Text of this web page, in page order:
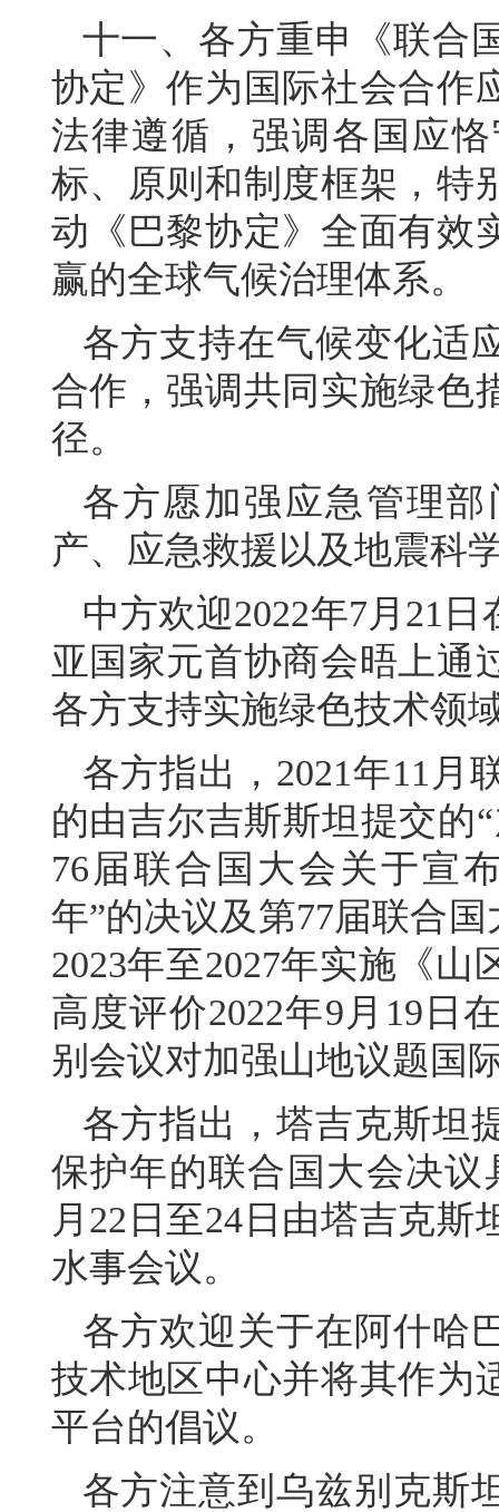
十一、各方重申《联合
协定》作为国际社会合作
法律遵循，强调各国应
标、原则和制度框架，特
动《巴黎协定》全面有效
赢的全球气候治理体系。
各方支持在气候变化适
合作，强调共同实施绿色
径。
各方愿加强应急管理
产、应急救援以及地震科
中方欢迎2022年7月21
亚国家元首协商会晤上通
各方支持实施绿色技术领
各方指出，2021年11月
的由吉尔吉斯斯坦提交的
76届联合国大会关于宣
年”的决议及第77届联合
2023年至2027年实施《
高度评价2022年9月19日
别会议对加强山地议题国
各方指出，塔吉克斯坦
保护年的联合国大会决议
月22日至24日由塔吉克
水事会议。
各方欢迎关于在阿什哈
技术地区中心并将其作为
平台的倡议。
各方注意到乌兹别克斯